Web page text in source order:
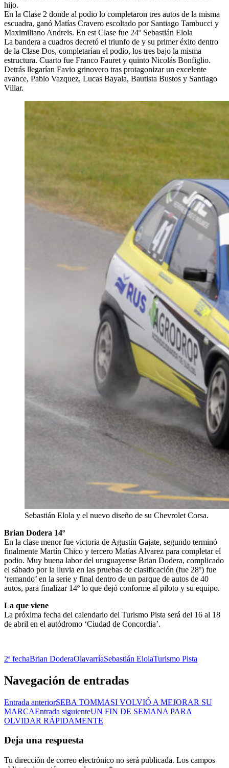
hijo.
En la Clase 2 donde al podio lo completaron tres autos de la misma
escuadra, ganó Matías Cravero escoltado por Santiago Tambucci y
Maximiliano Andreis. En est Clase fue 24º Sebastián Elola
La bandera a cuadros decretó el triunfo de y su primer éxito dentro
de la Clase Dos, completarían el podio, los tres bajo la misma
estructura. Cuarto fue Franco Fauret y quinto Nicolás Bonfiglio.
Detrás llegarían Favio grinovero tras protagonizar un excelente
avance, Pablo Vazquez, Lucas Bayala, Bautista Bustos y Santiago
Villar.
Sebastián Elola y el nuevo diseño de su Chevrolet Corsa.
Brian Dodera 14º
En la clase menor fue victoria de Agustín Gajate, segundo terminó
finalmente Martín Chico y tercero Matías Alvarez para completar el
podio. Muy buena labor del uruguayense Brian Dodera, complicado
el sábado por la lluvia en las pruebas de clasificación (fue 28º) fue
‘remando’ en la serie y final dentro de un parque de autos de 40
autos, para finalizar 14º lo que dejó conforme al piloto y su equipo.
La que viene
La próxima fecha del calendario del Turismo Pista será del 16 al 18
de abril en el autódromo ‘Ciudad de Concordia’.
2ª fechaBrian DoderaOlavarríaSebastián ElolaTurismo Pista
Navegación de entradas
Entrada anteriorSEBA TOMMASI VOLVIÓ A MEJORAR SU
MARCAEntrada siguienteUN FIN DE SEMANA PARA
OLVIDAR RÁPIDAMENTE
Deja una respuesta
Tu dirección de correo electrónico no será publicada. Los campos